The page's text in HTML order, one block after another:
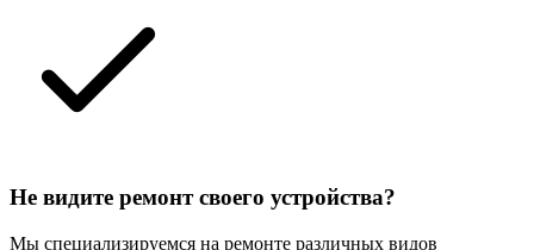
Не видите ремонт своего устройства?
Мы специализируемся на ремонте различных видов